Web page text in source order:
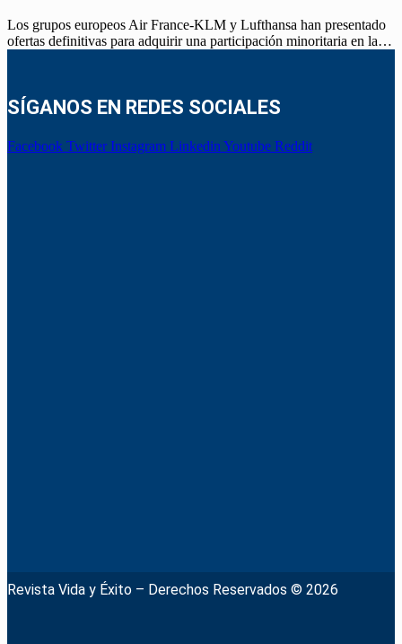
Los grupos europeos Air France-KLM y Lufthansa han presentado
ofertas definitivas para adquirir una participación minoritaria en la…
SÍGANOS EN REDES SOCIALES
Facebook Twitter Instagram Linkedin Youtube Reddit
Revista Vida y Éxito – Derechos Reservados © 2026